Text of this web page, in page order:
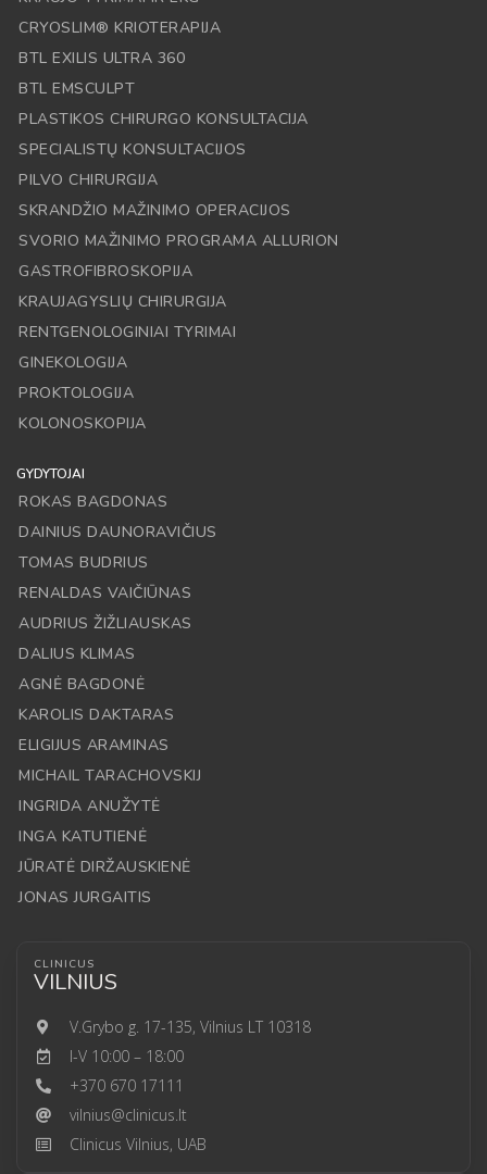
CRYOSLIM® KRIOTERAPIJA
BTL EXILIS ULTRA 360
BTL EMSCULPT
PLASTIKOS CHIRURGO KONSULTACIJA
SPECIALISTŲ KONSULTACIJOS
PILVO CHIRURGIJA
SKRANDŽIO MAŽINIMO OPERACIJOS
SVORIO MAŽINIMO PROGRAMA ALLURION
GASTROFIBROSKOPIJA
KRAUJAGYSLIŲ CHIRURGIJA
RENTGENOLOGINIAI TYRIMAI
GINEKOLOGIJA
PROKTOLOGIJA
KOLONOSKOPIJA
GYDYTOJAI
ROKAS BAGDONAS
DAINIUS DAUNORAVIČIUS
TOMAS BUDRIUS
RENALDAS VAIČIŪNAS
AUDRIUS ŽIŽLIAUSKAS
DALIUS KLIMAS
AGNĖ BAGDONĖ
KAROLIS DAKTARAS
ELIGIJUS ARAMINAS
MICHAIL TARACHOVSKIJ
INGRIDA ANUŽYTĖ
INGA KATUTIENĖ
JŪRATĖ DIRŽAUSKIENĖ
JONAS JURGAITIS
CLINICUS
VILNIUS
V.Grybo g. 17-135, Vilnius LT 10318
I-V 10:00 – 18:00
+370 670 17111
vilnius@clinicus.lt
Clinicus Vilnius, UAB